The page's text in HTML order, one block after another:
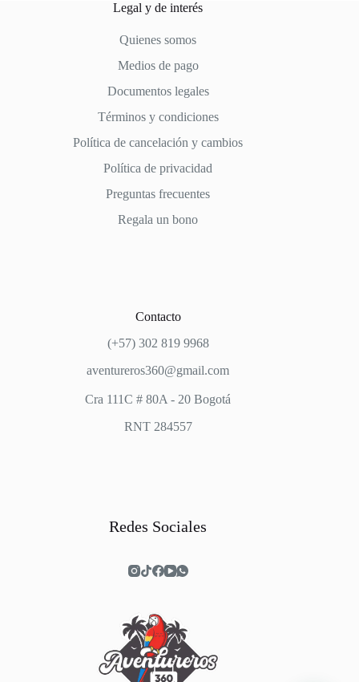
Legal y de interés
Quienes somos
Medios de pago
Documentos legales
Términos y condiciones
Política de cancelación y cambios
Política de privacidad
Preguntas frecuentes
Regala un bono
Contacto
(+57) 302 819 9968
aventureros360@gmail.com
Cra 111C # 80A - 20 Bogotá
RNT 284557
Redes Sociales